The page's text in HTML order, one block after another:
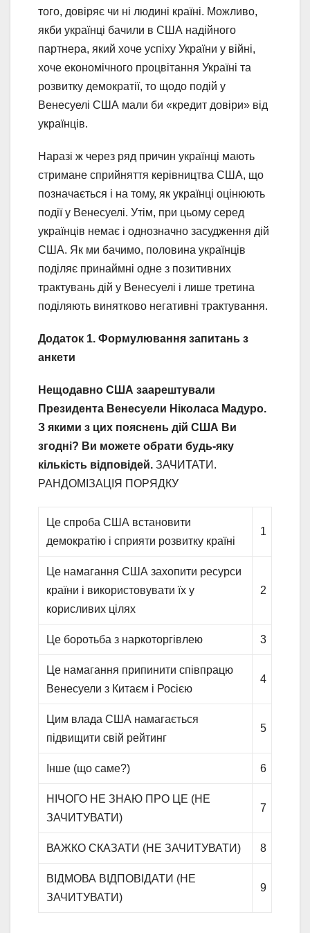
того, довіряє чи ні людині країні. Можливо,
якби українці бачили в США надійного
партнера, який хоче успіху України у війні,
хоче економічного процвітання Україні та
розвитку демократії, то щодо подій у
Венесуелі США мали би «кредит довіри» від
українців.
Наразі ж через ряд причин українці мають
стримане сприйняття керівництва США, що
позначається і на тому, як українці оцінюють
події у Венесуелі. Утім, при цьому серед
українців немає і однозначно засудження дій
США. Як ми бачимо, половина українців
поділяє принаймні одне з позитивних
трактувань дій у Венесуелі і лише третина
поділяють винятково негативні трактування.
Додаток 1. Формулювання запитань з
анкети
Нещодавно США заарештували
Президента Венесуели Ніколаса Мадуро.
З якими з цих пояснень дій США Ви
згодні? Ви можете обрати будь-яку
кількість відповідей. ЗАЧИТАТИ.
РАНДОМІЗАЦІЯ ПОРЯДКУ
Це спроба США встановити
демократію і сприяти розвитку країні
1
Це намагання США захопити ресурси
країни і використовувати їх у
корисливих цілях
2
Це боротьба з наркоторгівлею 3
Це намагання припинити співпрацю
Венесуели з Китаєм і Росією
4
Цим влада США намагається
підвищити свій рейтинг
5
Інше (що саме?) 6
НІЧОГО НЕ ЗНАЮ ПРО ЦЕ (НЕ
ЗАЧИТУВАТИ)
7
ВАЖКО СКАЗАТИ (НЕ ЗАЧИТУВАТИ) 8
ВІДМОВА ВІДПОВІДАТИ (НЕ
ЗАЧИТУВАТИ)
9